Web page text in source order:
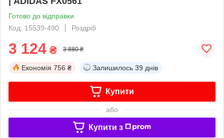
Готово до відправки
Код: 15539-490
Роздріб
3 124 ₴ 3 880 ₴
Економія 756 ₴ Залишилось 39 днів
Купити
або
Купити з